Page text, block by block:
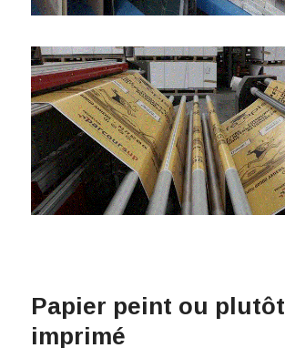
Papier peint ou plutôt
imprimé